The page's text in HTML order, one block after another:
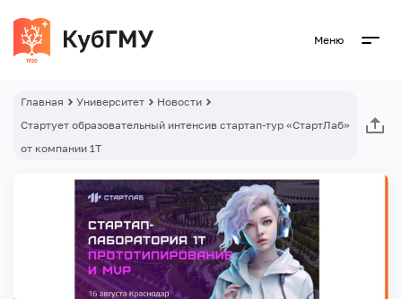
Меню
Главная Университет
Новости
Стартует образовательный интенсив стартап-тур «СтартЛаб»
от компании 1Т